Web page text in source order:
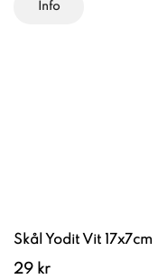
Info
Skål Yodit Vit 17x7cm
29 kr